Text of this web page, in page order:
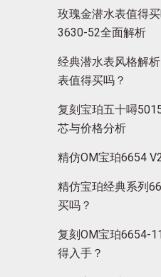
玫瑰金潜水表值得
3630-52全面解析
经典潜水表风格解
表值得买吗？
复刻宝珀五十噚
芯与价格分析
精仿OM宝珀6654
精仿宝珀经典系列
买吗？
复刻OM宝珀6654-
得入手？